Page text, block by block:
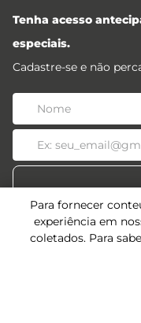
Para fornecer
experiência em
coletados. Para
Tenha acesso
especiais.
Cadastre-se e não